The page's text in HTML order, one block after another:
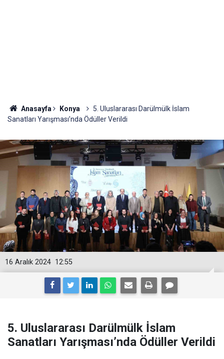
Anasayfa Konya
5. Uluslararası Darülmülk İslam
Sanatları Yarışması’nda Ödüller Verildi
12:55
16 Aralık 2024
5. Uluslararası Darülmülk İslam
Sanatları Yarışması’nda Ödüller Verildi